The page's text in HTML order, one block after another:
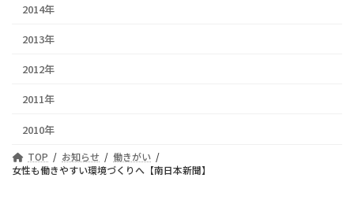
2014年
2013年
2012年
2011年
2010年
TOP お知らせ
働きがい
女性も働きやすい環境づくりへ【南日本新聞】